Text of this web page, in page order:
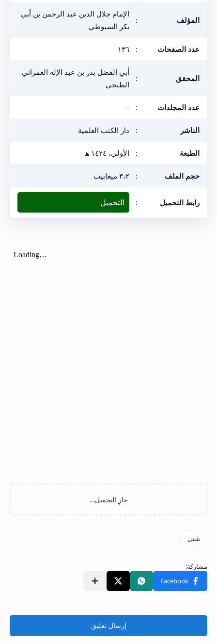
المؤلف :
الإمام جلال الدين عبد الرحمن بن أبي
بكر السيوطي
عدد الصفحات : ١٣٦
المحقق :
أبي الفضل بدر بن عبد الإله العمراني
الطنجي
عدد المجلدات :
--
الناشر : دار الكتب العلمية
الطبعة : الأولى، ١٤٢٤ ھ
حجم الملف : ٣،٢ ميغابيت
رابط التحميل : التحميل
إرسال تعليق